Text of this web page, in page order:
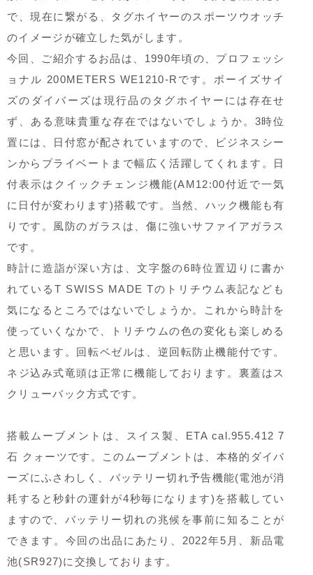
で、現在に繋がる、タグホイヤーのスポーツウオッチ
のイメージが確立した気がします。
今回、ご紹介するお品は、1990年頃の、プロフェッシ
ョナル 200METERS WE1210-Rです。ボーイズサイ
ズのダイバーズは現行品のタグホイヤーには存在せ
ず、ある意味貴重な存在ではないでしょうか。3時位
置には、日付窓が配されていますので、ビジネスシー
ンからプライベートまで幅広く活躍してくれます。日
付表示はクイックチェンジ機能(AM12:00付近で一気
に日付が変わります)搭載です。当然、ハック機能も有
りです。風防のガラスは、傷に強いサファイアガラス
です。
時計に造詣が深い方は、文字盤の6時位置辺りに書か
れているT SWISS MADE Tのトリチウム表記なども
気になるところではないでしょうか。これから時計を
使っていくなかで、トリチウムの色の変化も楽しめる
と思います。回転ベゼルは、逆回転防止機能付です。
ネジ込み式竜頭は正常に機能しております。裏蓋はス
クリューバック方式です。
搭載ムーブメントは、スイス製、ETA cal.955.412 7
石 クォーツです。このムーブメントは、本格的ダイバ
ーズにふさわしく、バッテリー切れ予告機能(電池が消
耗すると秒針の運針が4秒毎になります)を搭載してい
ますので、バッテリー切れの兆候を事前に知ることが
できます。今回の出品にあたり、2022年5月、新品電
池(SR927)に交換しております。